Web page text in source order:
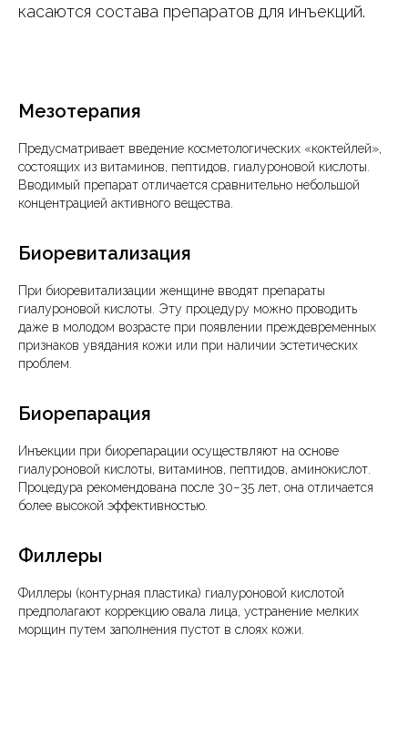
касаются состава препаратов для инъекций.
Мезотерапия
Предусматривает введение косметологических «коктейлей»,
состоящих из витаминов, пептидов, гиалуроновой кислоты.
Вводимый препарат отличается сравнительно небольшой
концентрацией активного вещества.
Биоревитализация
При биоревитализации женщине вводят препараты
гиалуроновой кислоты. Эту процедуру можно проводить
даже в молодом возрасте при появлении преждевременных
признаков увядания кожи или при наличии эстетических
проблем.
Биорепарация
Инъекции при биорепарации осуществляют на основе
гиалуроновой кислоты, витаминов, пептидов, аминокислот.
Процедура рекомендована после 30−35 лет, она отличается
более высокой эффективностью.
Филлеры
Филлеры (контурная пластика) гиалуроновой кислотой
предполагают коррекцию овала лица, устранение мелких
морщин путем заполнения пустот в слоях кожи.